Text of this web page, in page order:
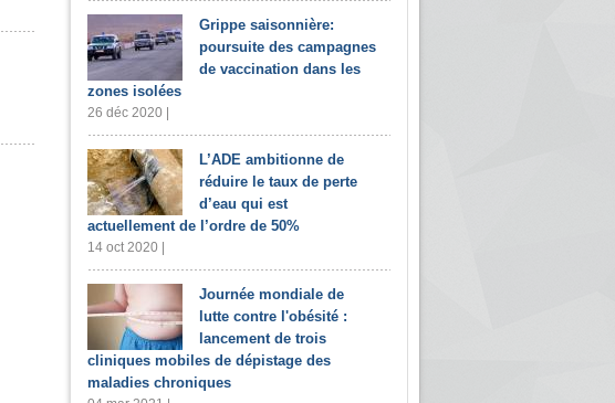
Grippe saisonnière:
poursuite des campagnes
de vaccination dans les
zones isolées
26 déc 2020 |
L’ADE ambitionne de
réduire le taux de perte
d’eau qui est
actuellement de l’ordre de 50%
14 oct 2020 |
Journée mondiale de
lutte contre l'obésité :
lancement de trois
cliniques mobiles de dépistage des
maladies chroniques